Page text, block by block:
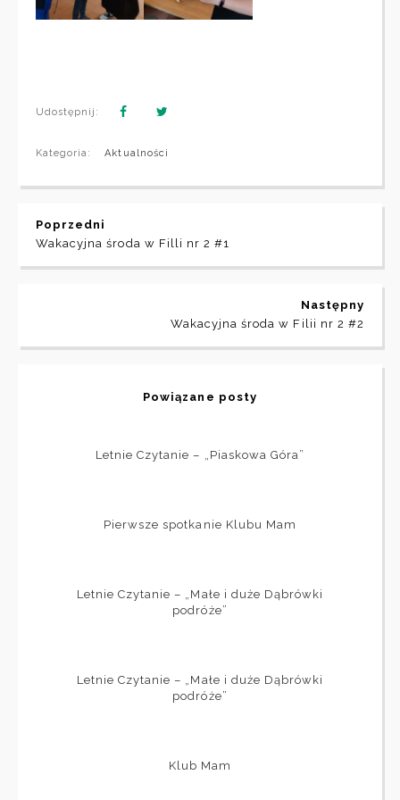
Udostępnij:
Kategoria: Aktualności
Poprzedni
Wakacyjna środa w Filli nr 2 #1
Następny
Wakacyjna środa w Filii nr 2 #2
Powiązane posty
Letnie Czytanie – „Piaskowa Góra”
Pierwsze spotkanie Klubu Mam
Letnie Czytanie – „Małe i duże Dąbrówki
podróże”
Letnie Czytanie – „Małe i duże Dąbrówki
podróże”
Klub Mam